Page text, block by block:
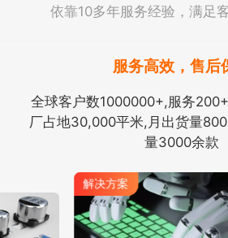
依靠10多年服务经验，满足
服务高效，售后
全球客户数1000000+,服务
厂占地30,000平米,月出货量
量3000余款
解决方案